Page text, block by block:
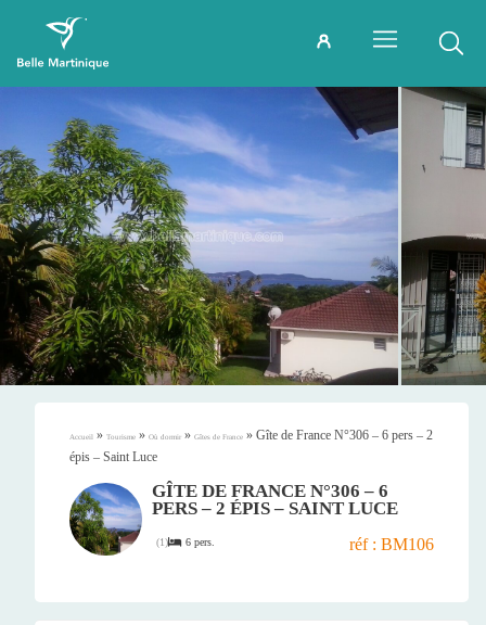
Accueil » Tourisme » Où dormir » Gîtes de France » Gîte de France N°306 – 6 pers – 2
épis – Saint Luce
GÎTE DE FRANCE N°306 – 6
PERS – 2 ÉPIS – SAINT LUCE
(1) 6 pers. réf : BM106